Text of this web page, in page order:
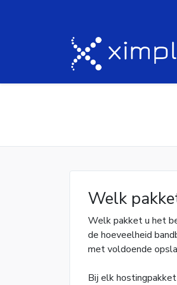
Welk
Welk pakket u het
de hoeveelheid
met voldoende
Bij elk